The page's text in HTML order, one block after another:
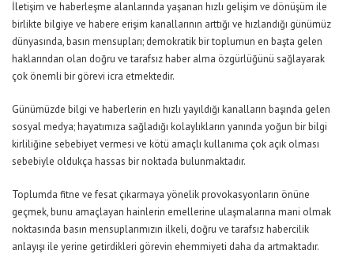
İletişim ve haberleşme alanlarında yaşanan hızlı gelişim ve dönüşüm ile
birlikte bilgiye ve habere erişim kanallarının arttığı ve hızlandığı günümüz
dünyasında, basın mensupları; demokratik bir toplumun en başta gelen
haklarından olan doğru ve tarafsız haber alma özgürlüğünü sağlayarak
çok önemli bir görevi icra etmektedir.
Günümüzde bilgi ve haberlerin en hızlı yayıldığı kanalların başında gelen
sosyal medya; hayatımıza sağladığı kolaylıkların yanında yoğun bir bilgi
kirliliğine sebebiyet vermesi ve kötü amaçlı kullanıma çok açık olması
sebebiyle oldukça hassas bir noktada bulunmaktadır.
Toplumda fitne ve fesat çıkarmaya yönelik provokasyonların önüne
geçmek, bunu amaçlayan hainlerin emellerine ulaşmalarına mani olmak
noktasında basın mensuplarımızın ilkeli, doğru ve tarafsız habercilik
anlayışı ile yerine getirdikleri görevin ehemmiyeti daha da artmaktadır.